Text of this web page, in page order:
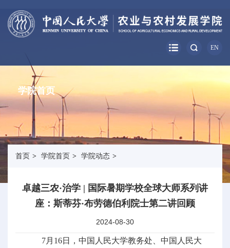
EN
学院首页
首页 > 学院首页 > 学院动态 >
卓越三农·治学 | 国际暑期学校全球大师系列讲
座：斯蒂芬·布劳德伯利院士第二讲回顾
2024-08-30
7月16日，中国人民大学教务处、中国人民大